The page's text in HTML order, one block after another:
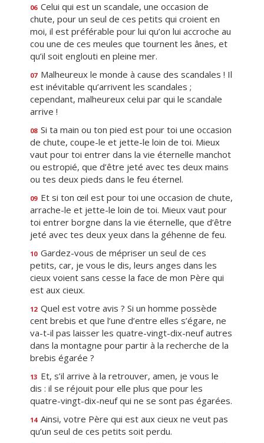
06 Celui qui est un scandale, une occasion de
chute, pour un seul de ces petits qui croient en
moi, il est préférable pour lui qu’on lui accroche au
cou une de ces meules que tournent les ânes, et
qu’il soit englouti en pleine mer.
07 Malheureux le monde à cause des scandales ! Il
est inévitable qu’arrivent les scandales ;
cependant, malheureux celui par qui le scandale
arrive !
08 Si ta main ou ton pied est pour toi une occasion
de chute, coupe-le et jette-le loin de toi. Mieux
vaut pour toi entrer dans la vie éternelle manchot
ou estropié, que d’être jeté avec tes deux mains
ou tes deux pieds dans le feu éternel.
09 Et si ton œil est pour toi une occasion de chute,
arrache-le et jette-le loin de toi. Mieux vaut pour
toi entrer borgne dans la vie éternelle, que d’être
jeté avec tes deux yeux dans la géhenne de feu.
10 Gardez-vous de mépriser un seul de ces
petits, car, je vous le dis, leurs anges dans les
cieux voient sans cesse la face de mon Père qui
est aux cieux.
12 Quel est votre avis ? Si un homme possède
cent brebis et que l’une d’entre elles s’égare, ne
va-t-il pas laisser les quatre-vingt-dix-neuf autres
dans la montagne pour partir à la recherche de la
brebis égarée ?
13 Et, s’il arrive à la retrouver, amen, je vous le
dis : il se réjouit pour elle plus que pour les
quatre-vingt-dix-neuf qui ne se sont pas égarées.
14 Ainsi, votre Père qui est aux cieux ne veut pas
qu’un seul de ces petits soit perdu.